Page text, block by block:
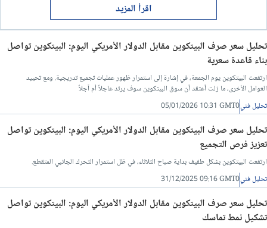
اقرأ المزيد
تحليل سعر صرف البيتكوين مقابل الدولار الأمريكي اليوم: البيتكوين تواصل
بناء قاعدة سعرية
ارتفعت البيتكوين يوم الجمعة، في إشارة إلى استمرار ظهور عمليات تجميع تدريجية. ومع تحييد
العوامل الأخرى، ما زلت أعتقد أن سوق البيتكوين سوف يرتد عاجلاً أم آجلاً
تحليل فني05/01/2026 10:31 GMT0
تحليل سعر صرف البيتكوين مقابل الدولار الأمريكي اليوم: البيتكوين تواصل
تعزيز فرص التجميع
ارتفعت البيتكوين بشكل طفيف بداية صباح الثلاثاء، في ظل استمرار التحرك الجانبي المتقطع.
تحليل فني31/12/2025 09:16 GMT0
تحليل سعر صرف البيتكوين مقابل الدولار الأمريكي اليوم: البيتكوين تواصل
تشكيل نمط تماسك